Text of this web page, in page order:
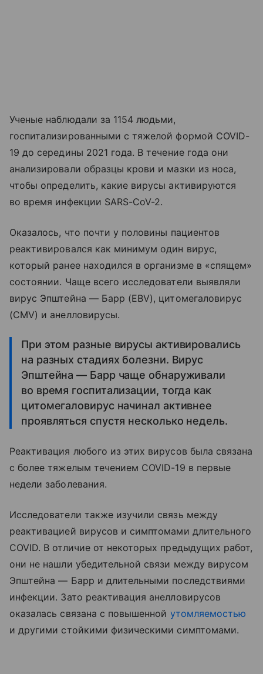
Ученые наблюдали за 1154 людьми,
госпитализированными с тяжелой формой COVID-
19 до середины 2021 года. В течение года они
анализировали образцы крови и мазки из носа,
чтобы определить, какие вирусы активируются
во время инфекции SARS-CoV-2.
Оказалось, что почти у половины пациентов
реактивировался как минимум один вирус,
который ранее находился в организме в «спящем»
состоянии. Чаще всего исследователи выявляли
вирус Эпштейна — Барр (EBV), цитомегаловирус
(CMV) и анелловирусы.
При этом разные вирусы активировались
на разных стадиях болезни. Вирус
Эпштейна — Барр чаще обнаруживали
во время госпитализации, тогда как
цитомегаловирус начинал активнее
проявляться спустя несколько недель.
Реактивация любого из этих вирусов была связана
с более тяжелым течением COVID-19 в первые
недели заболевания.
Исследователи также изучили связь между
реактивацией вирусов и симптомами длительного
COVID. В отличие от некоторых предыдущих работ,
они не нашли убедительной связи между вирусом
Эпштейна — Барр и длительными последствиями
инфекции. Зато реактивация анелловирусов
оказалась связана с повышенной утомляемостью
и другими стойкими физическими симптомами.